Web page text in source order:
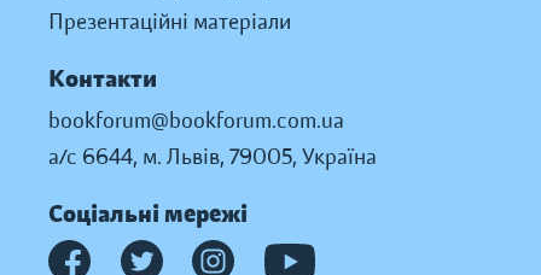
Презентаційні матеріали
Контакти
bookforum@bookforum.com.ua
а/с 6644, м. Львів, 79005, Україна
Соціальні мережі